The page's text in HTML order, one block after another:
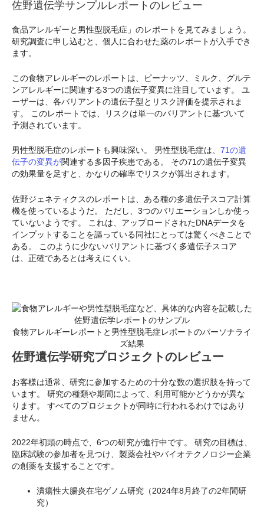
佐野遺伝学サンプルレポートのレビュー
食品アレルギーと男性型脱毛症」のレポートを見てみましょう。
研究調査に申し込むと、個人に合わせた薬のレポートが入手でき
ます。
この食物アレルギーのレポートは、ピーナッツ、ミルク、グルテ
ンアレルギーに関連する3つの遺伝子変異に注目しています。 ユ
ーザーは、各バリアントの遺伝子型とリスク評価を提示されま
す。 このレポートでは、リスクは単一のバリアントに基づいて
予測されています。
男性型脱毛症のレポートも興味深い。 男性型脱毛症は、 71の遺
伝子の変異が関連する多因子疾患である。 その71の遺伝子変異
の効果量を足すと、かなりの確率でリスクが算出されます。
佐野ジェネティクスのレポートは、ある種の多遺伝子スコア計算
機を使っているようだ。 ただし、3つのバリエーションしか使っ
ていないようです。 これは、アップロードされたDNAデータを
インプットすることを謳っている同社にとっては驚くべきことで
ある。 このように少ないバリアントに基づく多遺伝子スコア
は、正確であるとは考えにくい。
食物アレルギーレポートと男性型脱毛症レポートのパーソナライ
ズ結果
佐野遺伝学研究プロジェクトのレビュー
お客様は通常、研究に参加するための十分な数の選択肢を持って
います。 研究の種類や期間によって、利用可能かどうかが異な
ります。 すべてのプロジェクトが同時に行われるわけではあり
ません。
2022年初頭の時点で、6つの研究が進行中です。 研究の目標は、
臨床試験の参加者を見つけ、製薬会社やバイオテクノロジー企業
の創薬を支援することです。
潰瘍性大腸炎在宅ゲノム研究（2024年8月終了の2年間研
究）